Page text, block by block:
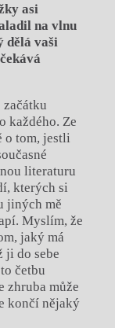
asi
na vlnu
dělá vaši
začátku
každého. Ze
o tom, jestli
literaturu
kterých si
jiných mě
Myslím, že
jaký má
ji do sebe
četbu
zhruba může
končí nějaký